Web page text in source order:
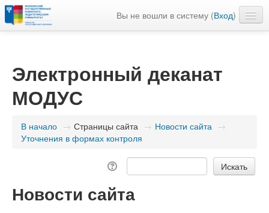
Вы не вошли в систему (Вход)
Электронный деканат
МОДУС
В начало → Страницы сайта → Новости сайта →
Уточнения в формах контроля
Новости сайта